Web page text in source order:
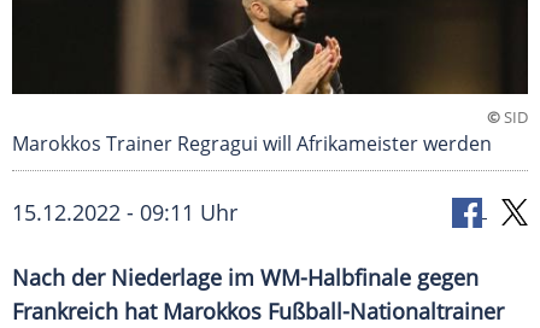
©SID
Marokkos Trainer Regragui will Afrikameister werden
15.12.2022 - 09:11 Uhr
Nach der Niederlage im WM-Halbfinale gegen
Frankreich hat Marokkos Fußball-Nationaltrainer